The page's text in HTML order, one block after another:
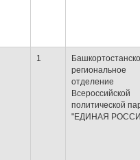
1
региональное
отделение
Всероссийской
политической
"ЕДИНАЯ